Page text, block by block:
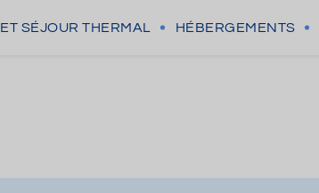
ET SÉJOUR THERMAL HÉBERGEMENTS